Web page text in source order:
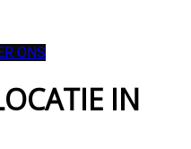
ONS
IN